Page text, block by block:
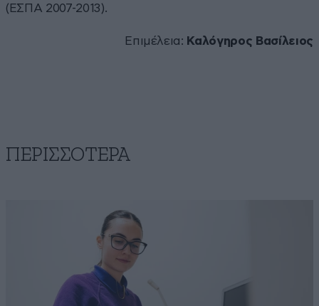
(ΕΣΠΑ 2007-2013).
Επιμέλεια: Καλόγηρος Βασίλειος
ΠΕΡΙΣΣΟΤΕΡΑ